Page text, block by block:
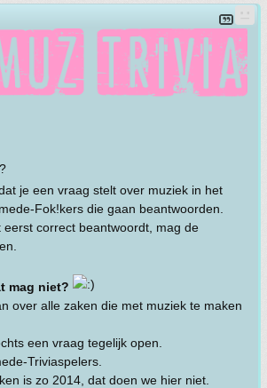
je een vraag stelt over muziek in het
Fok!kers die gaan beantwoorden.
eerst correct beantwoordt, mag de
mag niet?
over alle zaken die met muziek te maken
een vraag tegelijk open.
Triviaspelers.
is zo 2014, dat doen we hier niet.